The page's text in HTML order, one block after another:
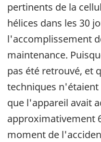
pertinents de la
hélices dans les 30
l'accomplissement
maintenance.
pas été retrouvé, et
techniques n'étaient
que l'appareil avait
approximativement
moment de